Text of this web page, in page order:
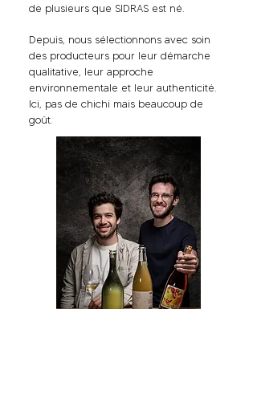
de plusieurs que SIDRAS est né.
Depuis, nous sélectionnons avec soin
des producteurs pour leur démarche
qualitative, leur approche
environnementale et leur authenticité.
Ici, pas de chichi mais beaucoup de
goût.